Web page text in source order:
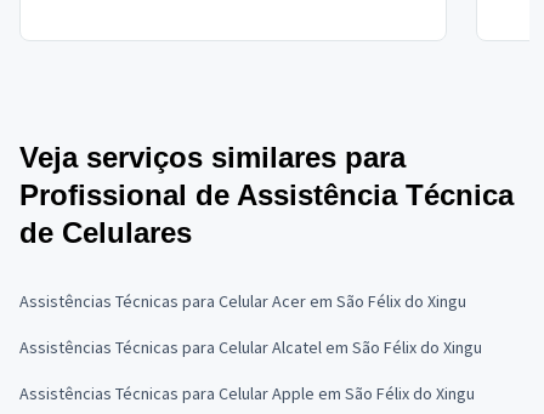
Veja serviços similares para
Profissional de Assistência Técnica
de Celulares
Assistências Técnicas para Celular Acer em São Félix do Xingu
Assistências Técnicas para Celular Alcatel em São Félix do Xingu
Assistências Técnicas para Celular Apple em São Félix do Xingu